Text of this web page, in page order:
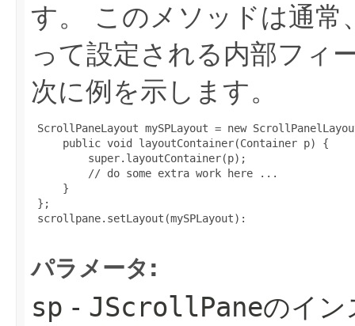
す。
このメソッドは通常
って設定される内部フィ
次に例を示します。
ScrollPaneLayout mySPLayout = new
     public void layoutContainer(Container p) {
         super.layoutContainer(p);
         // do some extra work here ...
     }
};
scrollpane.setLayout(mySPLayout):
パラメータ:
sp - JScrollPaneのイン